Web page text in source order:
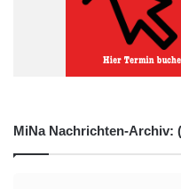
MiNa Nachrichten-Archiv: